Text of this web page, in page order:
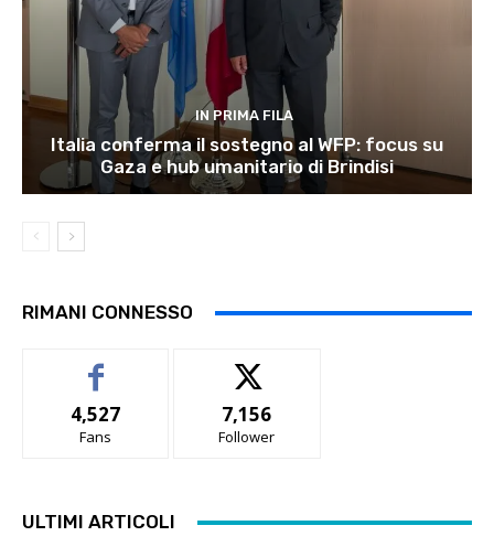
IN PRIMA FILA
Italia conferma il sostegno al WFP: focus su
Gaza e hub umanitario di Brindisi
RIMANI CONNESSO
4,527
Fans
7,156
Follower
ULTIMI ARTICOLI